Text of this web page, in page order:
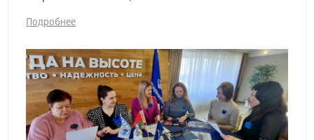
Подробнее